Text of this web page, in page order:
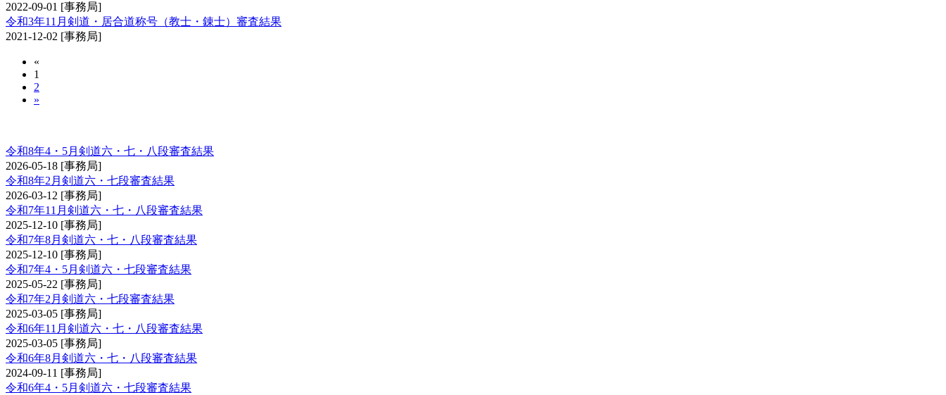
2022-09-01 [事務局]
令和3年11月剣道・居合道称号（教士・錬士）審査結果
2021-12-02 [事務局]
«
1
2
»
令和8年4・5月剣道六・七・八段審査結果
2026-05-18 [事務局]
令和8年2月剣道六・七段審査結果
2026-03-12 [事務局]
令和7年11月剣道六・七・八段審査結果
2025-12-10 [事務局]
令和7年8月剣道六・七・八段審査結果
2025-12-10 [事務局]
令和7年4・5月剣道六・七段審査結果
2025-05-22 [事務局]
令和7年2月剣道六・七段審査結果
2025-03-05 [事務局]
令和6年11月剣道六・七・八段審査結果
2025-03-05 [事務局]
令和6年8月剣道六・七・八段審査結果
2024-09-11 [事務局]
令和6年4・5月剣道六・七段審査結果